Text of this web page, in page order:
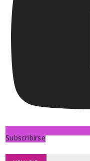
Subscribirse